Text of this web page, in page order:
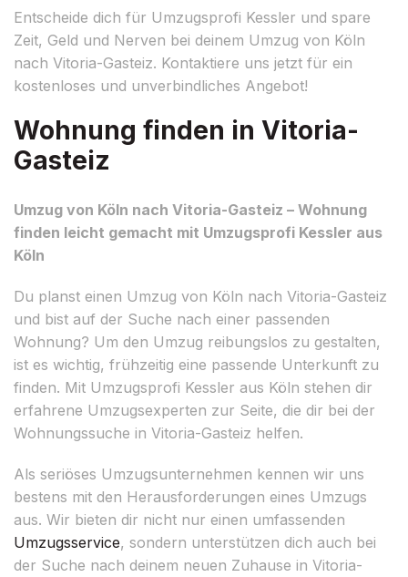
Entscheide dich für Umzugsprofi Kessler und spare
Zeit, Geld und Nerven bei deinem Umzug von Köln
nach Vitoria-Gasteiz. Kontaktiere uns jetzt für ein
kostenloses und unverbindliches Angebot!
Wohnung finden in Vitoria-
Gasteiz
Umzug von Köln nach Vitoria-Gasteiz – Wohnung
finden leicht gemacht mit Umzugsprofi Kessler aus
Köln
Du planst einen Umzug von Köln nach Vitoria-Gasteiz
und bist auf der Suche nach einer passenden
Wohnung? Um den Umzug reibungslos zu gestalten,
ist es wichtig, frühzeitig eine passende Unterkunft zu
finden. Mit Umzugsprofi Kessler aus Köln stehen dir
erfahrene Umzugsexperten zur Seite, die dir bei der
Wohnungssuche in Vitoria-Gasteiz helfen.
Als seriöses Umzugsunternehmen kennen wir uns
bestens mit den Herausforderungen eines Umzugs
aus. Wir bieten dir nicht nur einen umfassenden
Umzugsservice, sondern unterstützen dich auch bei
der Suche nach deinem neuen Zuhause in Vitoria-